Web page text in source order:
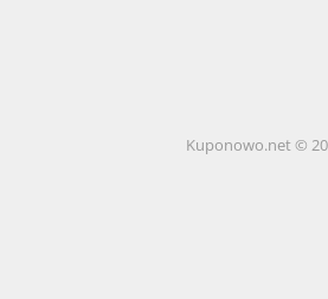
Kuponowo.net ©